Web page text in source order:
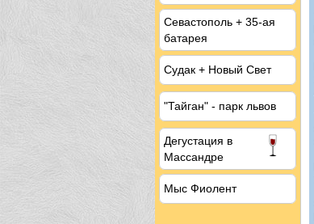
Севастополь + 35-ая
батарея
Судак + Новый Свет
"Тайган" - парк львов
Дегустация в
Массандре
Мыс Фиолент